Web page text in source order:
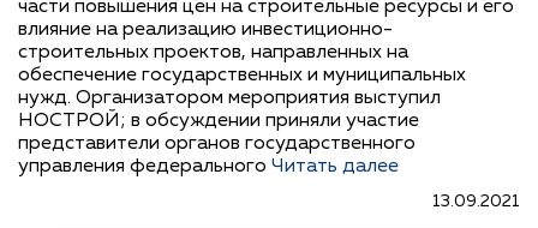
части повышения цен на строительные ресурсы и его
влияние на реализацию инвестиционно-
строительных проектов, направленных на
обеспечение государственных и муниципальных
нужд. Организатором мероприятия выступил
НОСТРОЙ; в обсуждении приняли участие
представители органов государственного
управления федерального Читать далее
13.09.2021